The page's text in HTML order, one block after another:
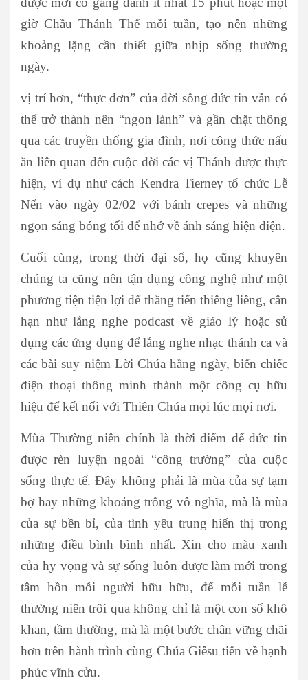
giờ Chầu Thánh Thể mỗi tuần, tạo nên những
khoảng lặng cần thiết giữa nhịp sống thường
ngày.
vị trí hơn, “thực đơn” của đời sống đức tin vẫn có
thể trở thành nên “ngon lành” và gần chặt thông
qua các truyền thống gia đình, nơi công thức nấu
ăn liên quan đến cuộc đời các vị Thánh được thực
hiện, ví dụ như cách Kendra Tierney tổ chức Lễ
Nến vào ngày 02/02 với bánh crepes và những
ngọn sáng bóng tối để nhớ về ánh sáng hiện diện.
Cuối cùng, trong thời đại số, họ cũng khuyên
chúng ta cũng nên tận dụng công nghệ như một
phương tiện tiện lợi để thăng tiến thiêng liêng, cân
hạn như lắng nghe podcast về giáo lý hoặc sử
dụng các ứng dụng để lắng nghe nhạc thánh ca và
các bài suy niệm Lời Chúa hằng ngày, biến chiếc
điện thoại thông minh thành một công cụ hữu
hiệu để kết nối với Thiên Chúa mọi lúc mọi nơi.
Mùa Thường niên chính là thời điểm để đức tin
được rèn luyện ngoài “công trường” của cuộc
sống thực tế. Đây không phải là mùa của sự tạm
bợ hay những khoảng trống vô nghĩa, mà là mùa
của sự bền bỉ, của tình yêu trung hiển thị trong
những điều bình bình nhất. Xin cho màu xanh
của hy vọng và sự sống luôn được làm mới trong
tâm hồn mỗi người hữu hữu, để mỗi tuần lễ
thường niên trôi qua không chỉ là một con số khô
khan, tầm thường, mà là một bước chân vững chãi
hơn trên hành trình cùng Chúa Giêsu tiến về hạnh
phúc vĩnh cửu.